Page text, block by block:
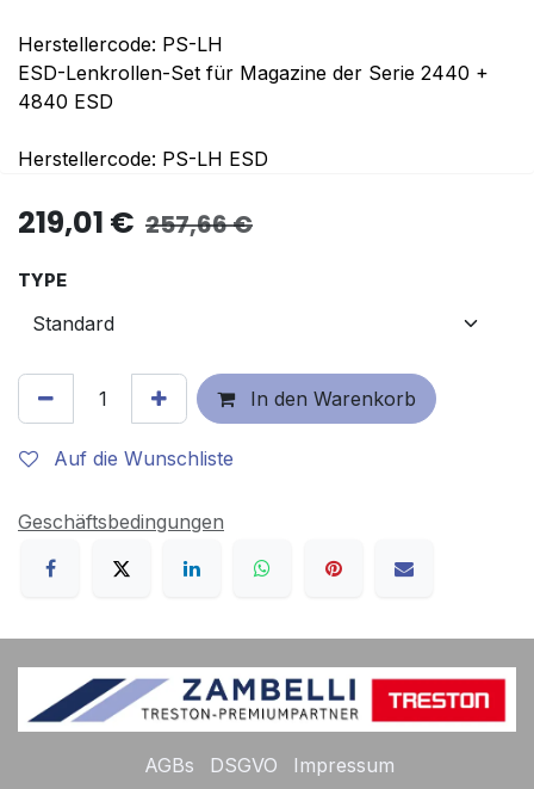
Herstellercode: PS-LH
ESD-Lenkrollen-Set für Magazine der Serie 2440 +
4840 ESD
Herstellercode: PS-LH ESD
219,01 € 257,66€
TYPE
In den Warenkorb
Auf die Wunschliste
Geschäftsbedingungen
AGBs DSGVO Impressum